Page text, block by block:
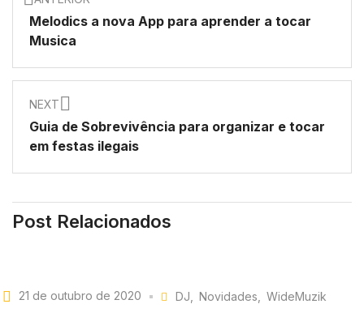
Melodics a nova App para aprender a tocar
Musica
NEXT
Guia de Sobrevivência para organizar e tocar
em festas ilegais
Post Relacionados
21 de outubro de 2020 DJ Novidades WideMuzik